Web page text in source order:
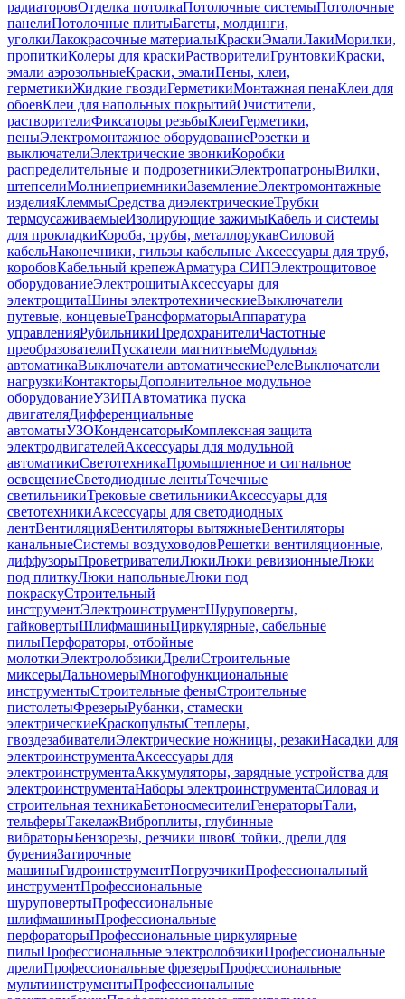
радиаторовОтделка потолкаПотолочные системыПотолочные
панелиПотолочные плитыБагеты, молдинги,
уголкиЛакокрасочные материалыКраскиЭмалиЛакиМорилки,
пропиткиКолеры для краскиРастворителиГрунтовкиКраски,
эмали аэрозольныеКраски, эмалиПены, клеи,
герметикиЖидкие гвоздиГерметикиМонтажная пенаКлеи для
обоевКлеи для напольных покрытийОчистители,
растворителиФиксаторы резьбыКлеиГерметики,
пеныЭлектромонтажное оборудованиеРозетки и
выключателиЭлектрические звонкиКоробки
распределительные и подрозетникиЭлектропатроныВилки,
штепселиМолниеприемникиЗаземлениеЭлектромонтажные
изделияКлеммыСредства диэлектрическиеТрубки
термоусаживаемыеИзолирующие зажимыКабель и системы
для прокладкиКороба, трубы, металлорукавСиловой
кабельНаконечники, гильзы кабельные Аксессуары для труб,
коробовКабельный крепежАрматура СИПЭлектрощитовое
оборудованиеЭлектрощитыАксессуары для
электрощитаШины электротехническиеВыключатели
путевые, концевыеТрансформаторыАппаратура
управленияРубильникиПредохранителиЧастотные
преобразователиПускатели магнитныеМодульная
автоматикаВыключатели автоматическиеРелеВыключатели
нагрузкиКонтакторыДополнительное модульное
оборудованиеУЗИПАвтоматика пуска
двигателяДифференциальные
автоматыУЗОКонденсаторыКомплексная защита
электродвигателейАксессуары для модульной
автоматикиСветотехникаПромышленное и сигнальное
освещениеСветодиодные лентыТочечные
светильникиТрековые светильникиАксессуары для
светотехникиАксессуары для светодиодных
лентВентиляцияВентиляторы вытяжныеВентиляторы
канальныеСистемы воздуховодовРешетки вентиляционные,
диффузорыПроветривателиЛюкиЛюки ревизионныеЛюки
под плиткуЛюки напольныеЛюки под
покраскуСтроительный
инструментЭлектроинструментШуруповерты,
гайковертыШлифмашиныЦиркулярные, сабельные
пилыПерфораторы, отбойные
молоткиЭлектролобзикиДрелиСтроительные
миксерыДальномерыМногофункциональные
инструментыСтроительные феныСтроительные
пистолетыФрезерыРубанки, стамески
электрическиеКраскопультыСтеплеры,
гвоздезабивателиЭлектрические ножницы, резакиНасадки для
электроинструментаАксессуары для
электроинструментаАккумуляторы, зарядные устройства для
электроинструментаНаборы электроинструментаСиловая и
строительная техникаБетоносмесителиГенераторыТали,
тельферыТакелажВиброплиты, глубинные
вибраторыБензорезы, резчики швовСтойки, дрели для
буренияЗатирочные
машиныГидроинструментПогрузчикиПрофессиональный
инструментПрофессиональные
шуруповертыПрофессиональные
шлифмашиныПрофессиональные
перфораторыПрофессиональные циркулярные
пилыПрофессиональные электролобзикиПрофессиональные
дрелиПрофессиональные фрезерыПрофессиональные
мультиинструментыПрофессиональные